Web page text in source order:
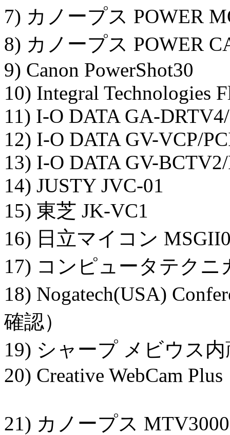
7) カノープス POWER
8) カノープス POWER
9) Canon PowerShot30
10) Integral Technologies
11) I-O DATA GA-
12) I-O DATA GV-VCP/
13) I-O DATA GV-
14) JUSTY JVC-01
15) 東芝 JK-VC1
16) 日立マイコン
17) コンピュータテクニ
18) Nogatech(USA)
確認）
19) シャープ メビウス
20) Creative WebCam Plus
21) カノープス